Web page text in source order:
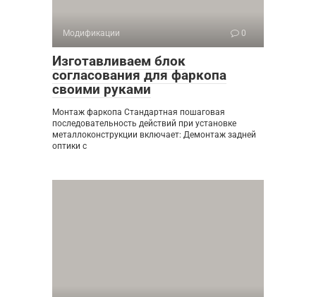
Модификации 0
Изготавливаем блок
согласования для фаркопа
своими руками
Монтаж фаркопа Стандартная пошаговая
последовательность действий при установке
металлоконструкции включает: Демонтаж задней
оптики с